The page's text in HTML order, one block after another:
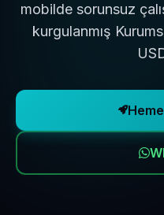
mobilde sorunsuz
kurgulanmış